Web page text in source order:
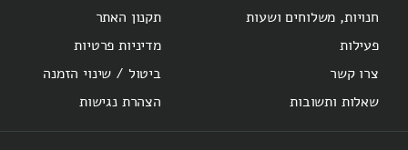
חנויות, משלוחים ושעות
פעילות
צרו קשר
שאלות ותשובות
תקנון האתר
מדיניות פרטיות
ביטול / שינוי הזמנה
הצהרת נגישות